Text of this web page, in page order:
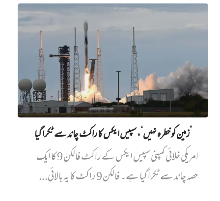
’زمین کو خطرہ نہیں‘، سپیس ایکس کا راکٹ چاند سے ٹکرا گیا
امریکی خلائی کمپنی سپیس ایکس کے راکٹ فالکن 9 کا ایک
حصہ چاند سے ٹکرا گیا ہے۔ فالکن 9 راکٹ کا یہ بالائی...